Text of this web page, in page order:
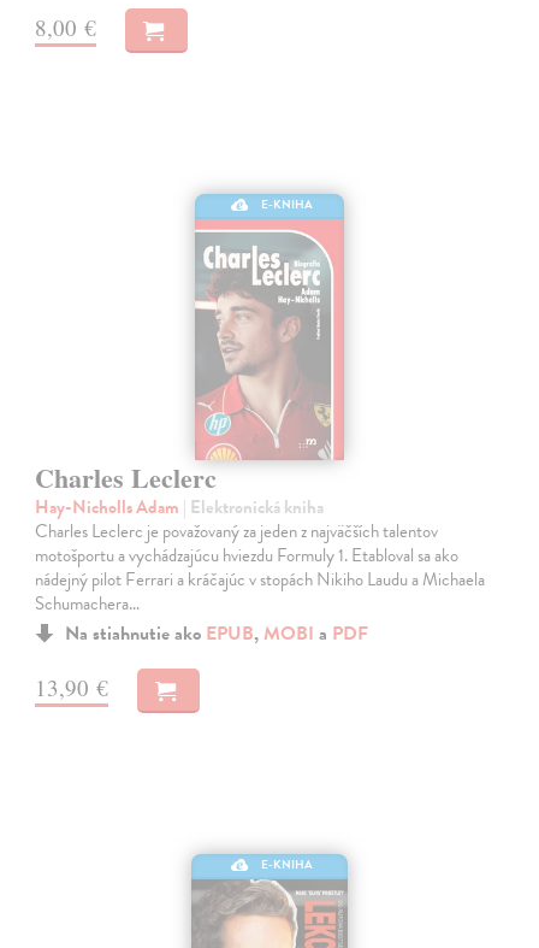
8,00 €
E-KNIHA
Charles Leclerc
Hay-Nicholls Adam | Elektronická kniha
Charles Leclerc je považovaný za jeden z najväčších talentov
motošportu a vychádzajúcu hviezdu Formuly 1. Etabloval sa ako
nádejný pilot Ferrari a kráčajúc v stopách Nikiho Laudu a Michaela
Schumachera…
Na stiahnutie ako EPUB, MOBI a PDF
13,90 €
E-KNIHA